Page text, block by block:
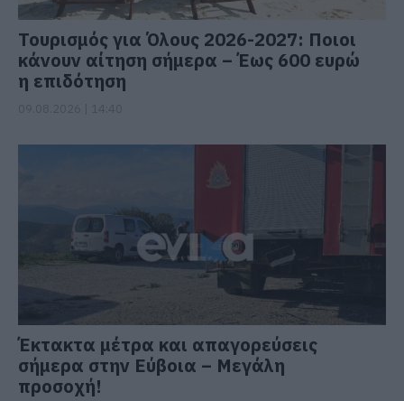
Τουρισμός για Όλους 2026-2027: Ποιοι
κάνουν αίτηση σήμερα – Έως 600 ευρώ
η επιδότηση
Έκτακτα μέτρα και απαγορεύσεις
σήμερα στην Εύβοια – Μεγάλη
προσοχή!